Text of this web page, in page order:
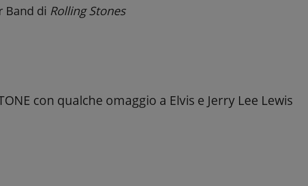
Band di Rolling Stones
con qualche omaggio a Elvis e Jerry Lee Lewis